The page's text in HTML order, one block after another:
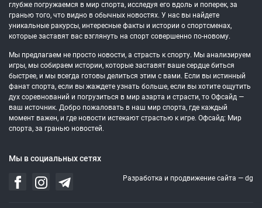
глубже погружаемся в мир спорта, исследуя его вдоль и поперек, за
гранью того, что видно в обычных новостях. У нас вы найдете
уникальные ракурсы, интересные факты и истории о спортсменах,
которые заставят вас взглянуть на спорт совершенно по-новому.
Мы предлагаем не просто новости, а страсть к спорту. Мы анализируем
игры, мы собираем истории, которые заставят ваше сердце биться
быстрее, и мы всегда готовы делиться этим с вами. Если вы истинный
фанат спорта, если вы жаждете узнать больше, если вы хотите ощутить
дух соревнований и погрузиться в мир азарта и страсти, то Офсайд —
ваш источник. Добро пожаловать в наш мир спорта, где каждый
момент важен, и где новости истекают страстью к игре. Офсайд: Мир
спорта, за гранью новостей.
Мы в социальных сетях
Разработка и продвижение сайта — dg